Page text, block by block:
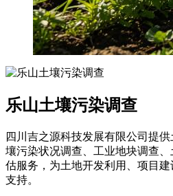
乐山土壤污染调查
四川吉之源科技发展有限公司提
壤污染状况调查、工业地块调查
估服务，为土地开发利用、项目
支持。